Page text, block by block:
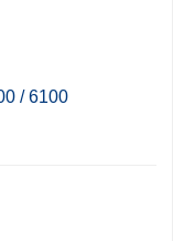
/ 6100